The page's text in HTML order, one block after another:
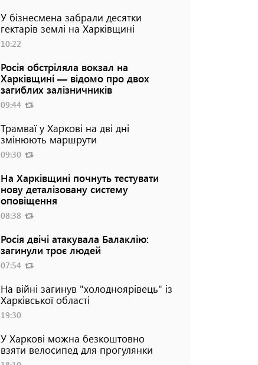
У бізнесмена забрали десятки
гектарів землі на Харківщині
10:22
Росія обстріляла вокзал на
Харківщині — відомо про двох
загиблих залізничників
09:44
Трамваї у Харкові на дві дні
змінюють маршрути
09:30
На Харківщині почнуть тестувати
нову деталізовану систему
оповіщення
08:38
Росія двічі атакувала Балаклію:
загинули троє людей
07:54
На війні загинув "холодноярівець" із
Харківської області
19:30
У Харкові можна безкоштовно
взяти велосипед для прогулянки